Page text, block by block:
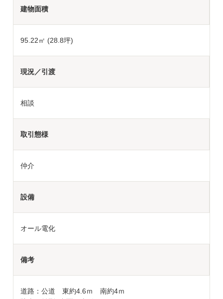
建物面積
95.22㎡ (28.8坪)
現況／引渡
相談
取引態様
仲介
設備
オール電化
備考
道路：公道 東約4.6ｍ 南約4ｍ